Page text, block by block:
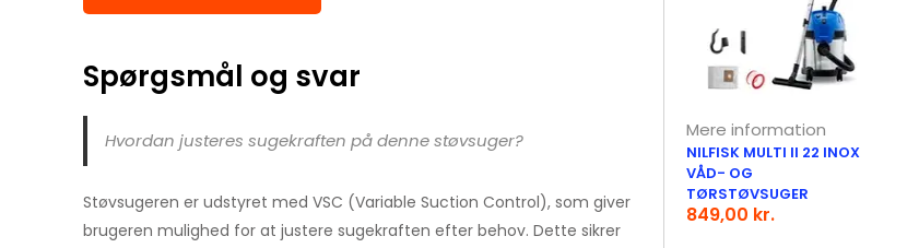
Spørgsmål og svar
Hvordan justeres sugekraften på denne støvsuger?
Støvsugeren er udstyret med VSC (Variable Suction Control), som giver
brugeren mulighed for at justere sugekraften efter behov. Dette sikrer
Mere information
NILFISK MULTI II 22 INOX
VÅD- OG
TØRSTØVSUGER
849,00 kr.